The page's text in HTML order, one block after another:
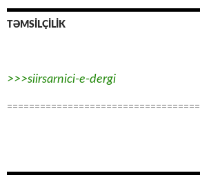
TƏMSİLÇİLİK
>>>siirsarnici-e-dergi
===================================